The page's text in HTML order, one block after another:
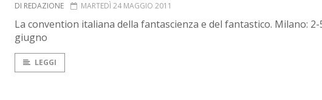
DI REDAZIONE MARTEDÌ 24 MAGGIO 2011
La convention italiana della fantascienza e del fantastico. Milano: 2-
giugno
LEGGI